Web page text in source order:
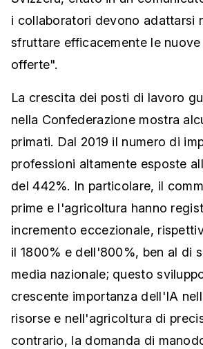
i collaboratori devono adattarsi
sfruttare efficacemente le
offerte".
La crescita dei posti di lavoro
nella Confederazione mostra
primati. Dal 2019 il numero di
professioni altamente esposte
del 442%. In particolare, il
prime e l'agricoltura hanno
incremento eccezionale,
il 1800% e dell'800%, ben al di
media nazionale; questo
crescente importanza dell'IA
risorse e nell'agricoltura di
contrario, la domanda di